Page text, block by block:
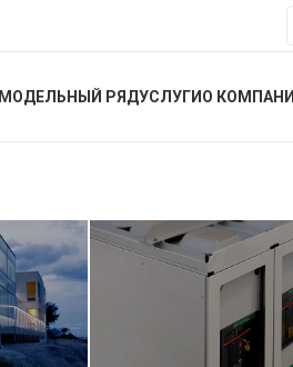
МОДЕЛЬНЫЙ РЯДУСЛУГИ О